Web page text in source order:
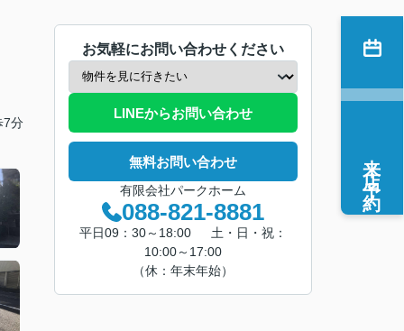
7分
お気軽にお問い合わせください
LINEからお問い合わせ
無料お問い合わせ
有限会社パークホーム
088-821-8881
平日09：30～18:00 土・日・祝：
10:00～17:00
（休：年末年始）
来店予約